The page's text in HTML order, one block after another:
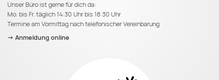
Unser Büro ist gerne für dich da:
Mo. bis Fr. täglich 14:30 Uhr bis 18:30 Uhr
Termine am Vormittag nach telefonischer Vereinbarung
-> Anmeldung online